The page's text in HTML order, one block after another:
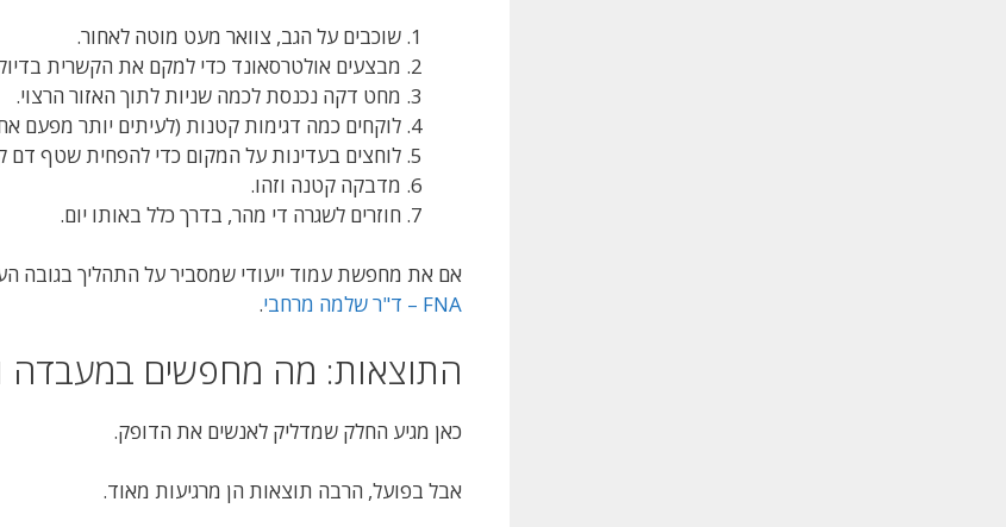
שוכבים על הגב, צוואר מעט מוטה לאחור.
מבצעים אולטרסאונד כדי למקם את הקשרית
מחט דקה נכנסת לכמה שניות לתוך האזור הרצוי.
לוקחים כמה דגימות קטנות (לעיתים יותר מפעם
לוחצים בעדינות על המקום כדי להפחית שטף דם
מדבקה קטנה וזהו.
חוזרים לשגרה די מהר, בדרך כלל באותו יום.
אם את מחפשת עמוד ייעודי שמסביר על התהליך בגובה
FNA – ד"ר שלמה מרחבי
.
התוצאות: מה מחפשים במעבדה
כאן מגיע החלק שמדליק לאנשים את הדופק.
אבל בפועל, הרבה תוצאות הן מרגיעות מאוד.